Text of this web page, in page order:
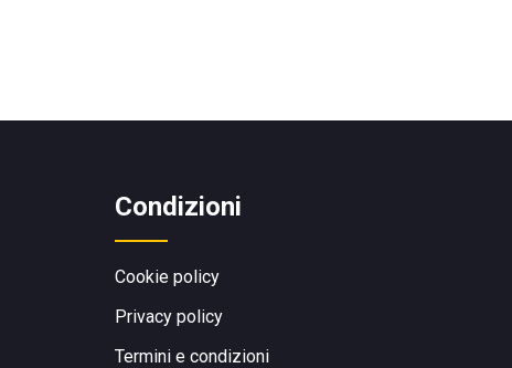
Condizioni
Cookie policy
Privacy policy
Termini e condizioni